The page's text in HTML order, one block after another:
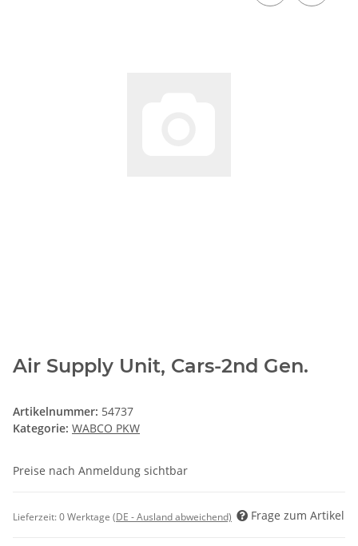
Air Supply Unit, Cars-2nd Gen.
Artikelnummer: 54737
Kategorie: WABCO PKW
Preise nach Anmeldung sichtbar
Lieferzeit:0 Werktage (DE - Ausland abweichend) Frage zum Artikel